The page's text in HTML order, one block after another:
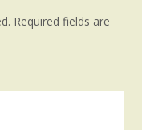
Required fields are